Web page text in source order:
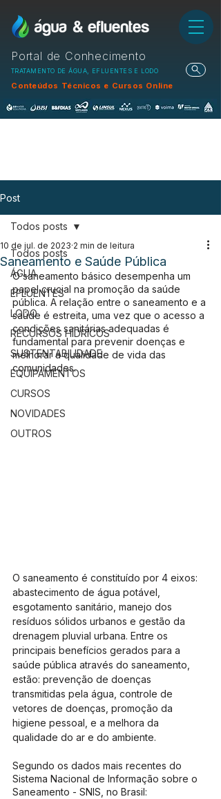
Portal de Conhecimento
TRATAMENTO DE ÁGUA, EFLUENTES E LODO
Conteúdos Técnicos e Cursos Online
Post
Todos posts
ÁGUA
EFLUENTES
LODO
RECURSOS HÍDRICOS
SUSTENTABILIDADE
EQUIPAMENTOS
CURSOS
NOVIDADES
OUTROS
Todos posts
Saneamento e Saúde Pública
10 de jul. de 2023 2 min de leitura
O saneamento básico desempenha um
papel crucial na promoção da saúde
pública. A relação entre o saneamento e a
saúde é estreita, uma vez que o acesso a
condições sanitárias adequadas é
fundamental para prevenir doenças e
melhorar a qualidade de vida das
comunidades.
O saneamento é constituído por 4 eixos:
abastecimento de água potável,
esgotamento sanitário, manejo dos
resíduos sólidos urbanos e gestão da
drenagem pluvial urbana. Entre os
principais benefícios gerados para a
saúde pública através do saneamento,
estão: prevenção de doenças
transmitidas pela água, controle de
vetores de doenças, promoção da
higiene pessoal, e a melhora da
qualidade do ar e do ambiente.
Segundo os dados mais recentes do
Sistema Nacional de Informação sobre o
Saneamento - SNIS, no Brasil: